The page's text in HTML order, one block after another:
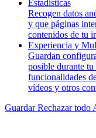
Estadísticas
Recogen datos
y que páginas
contenidos de tu
Experiencia y
Guardan
posible durante tu
funcionalidades
vídeos y otros
GuardarRechazar todo